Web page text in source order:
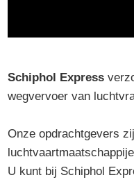
Schiphol Express
wegvervoer van
Onze opdrachtgevers
U kunt bij Schiphol